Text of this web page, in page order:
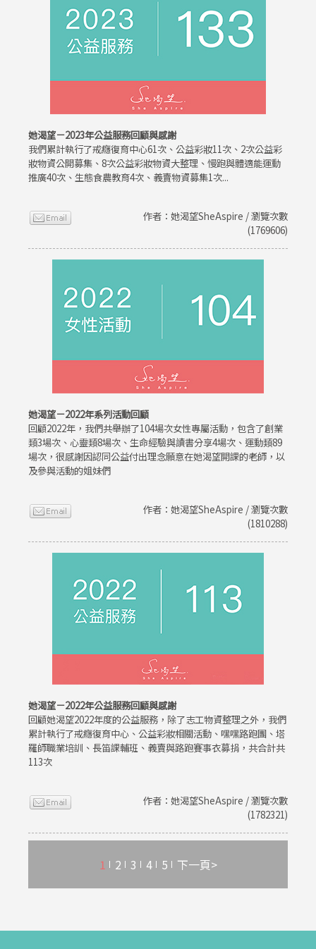
她渴望－2023年公益服務回顧與感謝
我們累計執行了戒癮復育中心61次、公益彩妝11次、2次公益彩
妝物資公開募集、8次公益彩妝物資大整理、慢跑與體適能運動
推廣40次、生態食農教育4次、義賣物資募集1次...
作者：她渴望SheAspire / 瀏覽次數
(1769606)
她渴望－2022年系列活動回顧
回顧2022年，我們共舉辦了104場次女性專屬活動，包含了創業
類3場次、心靈類8場次、生命經驗與讀書分享4場次、運動類89
場次，很感謝因認同公益付出理念願意在她渴望開課的老師，以
及參與活動的姐妹們
作者：她渴望SheAspire / 瀏覽次數
(1810288)
她渴望－2022年公益服務回顧與感謝
回顧她渴望2022年度的公益服務，除了志工物資整理之外，我們
累計執行了戒癮復育中心、公益彩妝相關活動、嘿嘿路跑團、塔
羅師職業培訓、長笛課輔班、義賣與路跑賽事衣募捐，共合計共
113次
作者：她渴望SheAspire / 瀏覽次數
(1782321)
1 2 3 4 5 下一頁>